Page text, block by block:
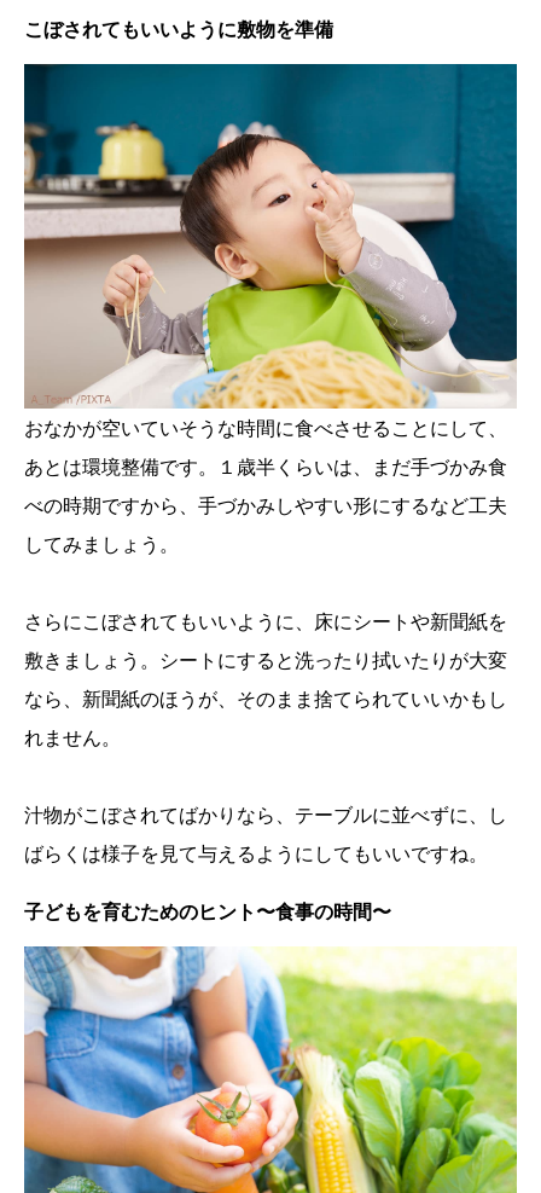
こぼされてもいいように敷物を準備
おなかが空いていそうな時間に食べさせることにして、
あとは環境整備です。１歳半くらいは、まだ手づかみ食
べの時期ですから、手づかみしやすい形にするなど工夫
してみましょう。
さらにこぼされてもいいように、床にシートや新聞紙を
敷きましょう。シートにすると洗ったり拭いたりが大変
なら、新聞紙のほうが、そのまま捨てられていいかもし
れません。
汁物がこぼされてばかりなら、テーブルに並べずに、し
ばらくは様子を見て与えるようにしてもいいですね。
子どもを育むためのヒント〜食事の時間〜